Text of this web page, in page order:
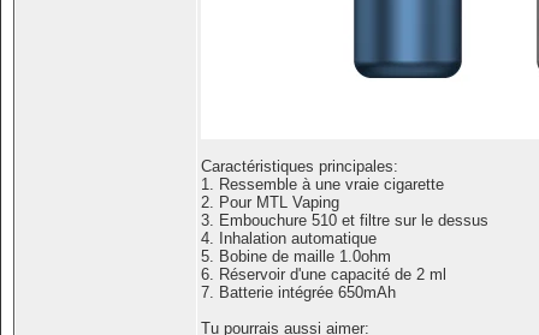
Caractéristiques principales:
1. Ressemble à une vraie cigarette
2. Pour MTL Vaping
3. Embouchure 510 et filtre sur le dessus
4. Inhalation automatique
5. Bobine de maille 1.0ohm
6. Réservoir d'une capacité de 2 ml
7. Batterie intégrée 650mAh
Tu pourrais aussi aimer: